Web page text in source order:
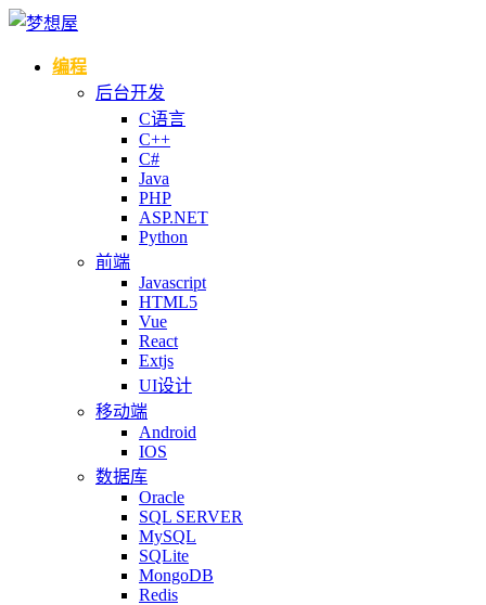
编程
后台开发
C语言
C++
C#
Java
PHP
ASP.NET
Python
前端
Javascript
HTML5
Vue
React
Extjs
UI设计
移动端
Android
IOS
数据库
Oracle
SQL SERVER
MySQL
SQLite
MongoDB
Redis